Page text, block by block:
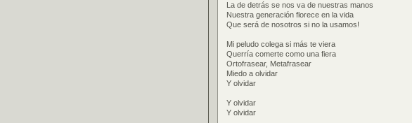
La de detrás se nos va de nuestras manos
Nuestra generación florece en la vida
Que será de nosotros si no la usamos!
Mi peludo colega si más te viera
Querría comerte como una fiera
Ortofrasear, Metafrasear
Miedo a olvidar
Y olvidar
Y olvidar
Y olvidar